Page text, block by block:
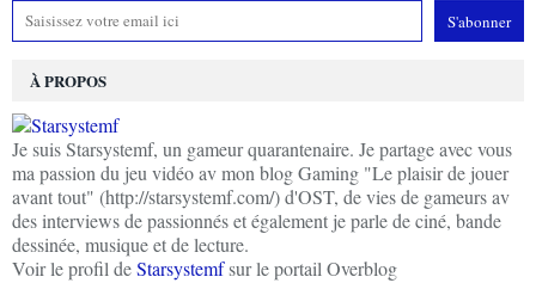
À PROPOS
Je suis Starsystemf, un gameur quarantenaire. Je partage avec vous
ma passion du jeu vidéo av mon blog Gaming "Le plaisir de jouer
avant tout" (http://starsystemf.com/) d'OST, de vies de gameurs av
des interviews de passionnés et également je parle de ciné, bande
dessinée, musique et de lecture.
Voir le profil deStarsystemfsur le portail Overblog